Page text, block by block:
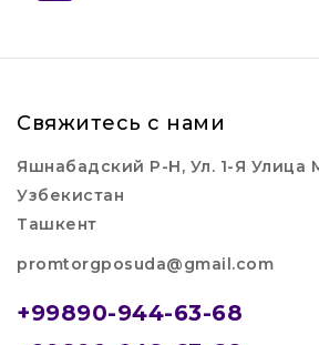
Свяжитесь с нами
Яшнабадский Р-Н, Ул. 1-Я Улица
Узбекистан
Ташкент
promtorgposuda@gmail.com
+99890-944-63-68